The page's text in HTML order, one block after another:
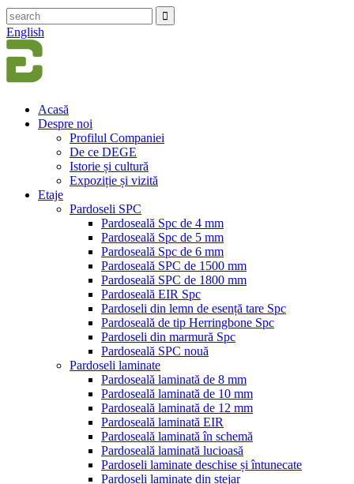
English
Acasă
Despre noi
Profilul Companiei
De ce DEGE
Istorie și cultură
Expoziție și vizită
Etaje
Pardoseli SPC
Pardoseală Spc de 4 mm
Pardoseală Spc de 5 mm
Pardoseală Spc de 6 mm
Pardoseală SPC de 1500 mm
Pardoseală SPC de 1800 mm
Pardoseală EIR Spc
Pardoseli din lemn de esență tare Spc
Pardoseală de tip Herringbone Spc
Pardoseli din marmură Spc
Pardoseală SPC nouă
Pardoseli laminate
Pardoseală laminată de 8 mm
Pardoseală laminată de 10 mm
Pardoseală laminată de 12 mm
Pardoseală laminată EIR
Pardoseală laminată în schemă
Pardoseală laminată lucioasă
Pardoseli laminate deschise și întunecate
Pardoseli laminate din stejar